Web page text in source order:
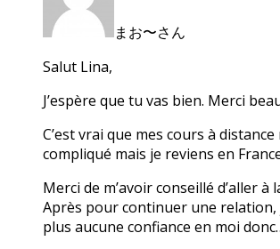
まお〜さん
Salut Lina,
J’espère que tu vas bien. Merci
C’est vrai que mes cours à
compliqué mais je reviens en
Merci de m’avoir conseillé d’aller
Après pour continuer une relation,
plus aucune confiance en moi